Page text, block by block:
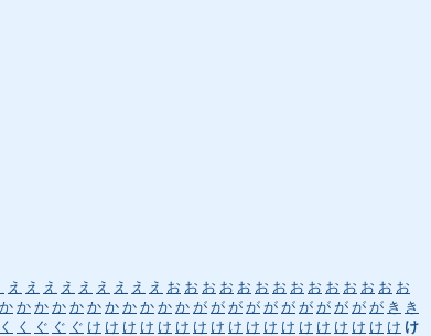
え え え え え え え え え お お お お お お お お お お お お お お
か か か か か か か か か か か が が が が が が が が が が が き き
く く ぐ ぐ ぐ け け け け け け け け け け け け け け け け け け け